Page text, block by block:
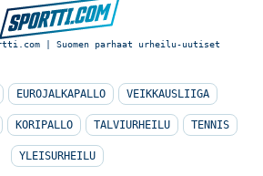
| Suomen parhaat urheilu-uutiset
EUROJALKAPALLO VEIKKAUSLIIGA
KORIPALLO TALVIURHEILU TENNIS
YLEISURHEILU